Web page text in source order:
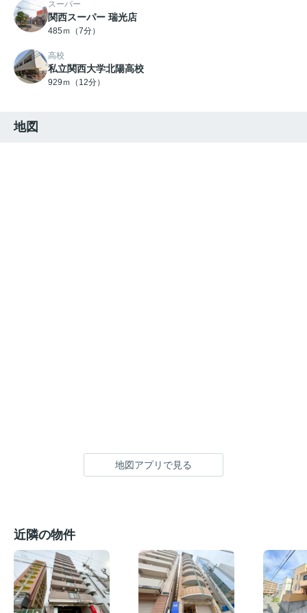
スーパー
関西スーパー 瑞光店
485ｍ（7分）
高校
私立関西大学北陽高校
929ｍ（12分）
地図
地図アプリで見る
近隣の物件